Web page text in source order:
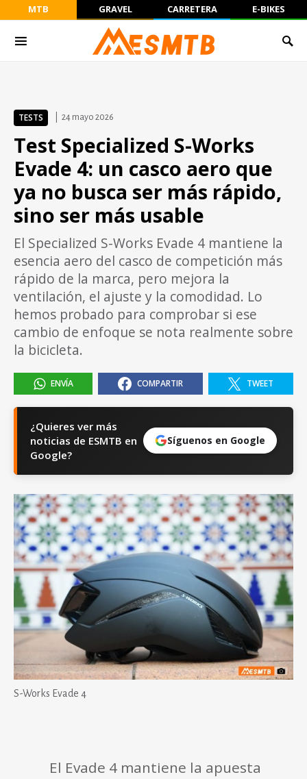
MTB GRAVEL CARRETERA E-BIKES
TESTS 24 mayo 2026
Test Specialized S-Works
Evade 4: un casco aero que
ya no busca ser más rápido,
sino ser más usable
El Specialized S-Works Evade 4 mantiene la
esencia aero del casco de competición más
rápido de la marca, pero mejora la
ventilación, el ajuste y la comodidad. Lo
hemos probado para comprobar si ese
cambio de enfoque se nota realmente sobre
la bicicleta.
ENVÍA COMPARTIR TWEET
¿Quieres ver más
noticias de ESMTB en
Google?
Síguenos en Google
S-Works Evade 4
El Evade 4 mantiene la apuesta